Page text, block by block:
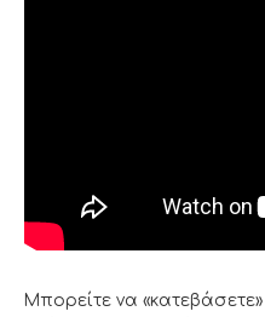
Μπορείτε να